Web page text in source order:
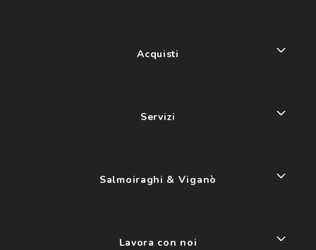
Acquisti
Servizi
Salmoiraghi & Viganò
Lavora con noi